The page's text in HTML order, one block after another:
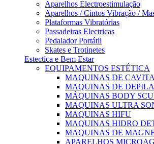
Aparelhos Electroestimulação
Aparelhos / Cintos Vibração /
Plataformas Vibratórias
Passadeiras Electricas
Pedalador Portátil
Skates e Trotinetes
Estectica e Bem Estar
EQUIPAMENTOS ESTÉTICA
MAQUINAS DE
MAQUINAS DE
MÁQUINAS BODY
MAQUINAS ULTRA
MAQUINAS HIFU
MAQUINAS HIDRO
MAQUINAS DE
APARELHOS